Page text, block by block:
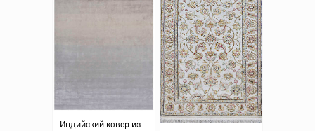
Индийский ковер из